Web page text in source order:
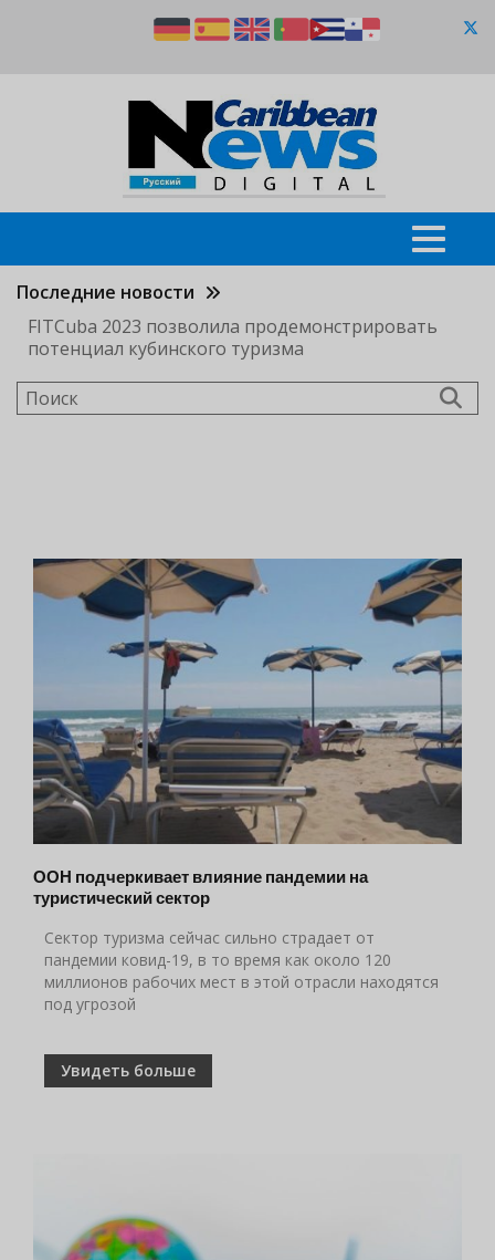
Последние новости
FITCuba 2023 позволила продемонстрировать
потенциал кубинского туризма
Поиск
ООН подчеркивает влияние пандемии на
туристический сектор
Сектор туризма сейчас сильно страдает от
пандемии ковид-19, в то время как около 120
миллионов рабочих мест в этой отрасли находятся
под угрозой
Увидеть больше